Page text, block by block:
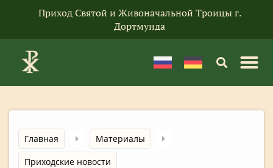
Приход Святой и Живоначальной Троицы г.
Дортмунда
Главная
Материалы
Приходские новости